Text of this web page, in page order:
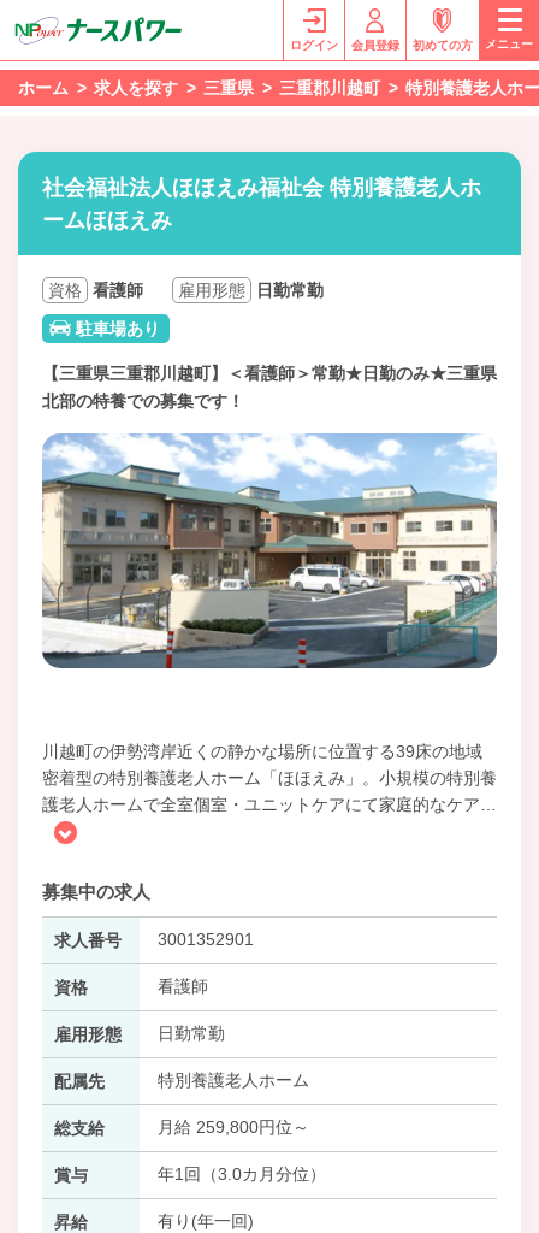
ログイン 会員登録 初めての方 メニュー
ホーム 求人を探す 三重県 三重郡川越町 特別養護老人ホ
社会福祉法人ほほえみ福祉会 特別養護老人ホ
ームほほえみ
資格 看護師 雇用形態
日勤常勤
駐車場あり
【三重県三重郡川越町】＜看護師＞常勤★日勤のみ★三重県
北部の特養での募集です！
川越町の伊勢湾岸近くの静かな場所に位置する39床の地域
密着型の特別養護老人ホーム「ほほえみ」。小規模の特別養
護老人ホームで全室個室・ユニットケアにて家庭的なケア
募集中の求人
求人番号 3001352901
資格 看護師
雇用形態 日勤常勤
配属先 特別養護老人ホーム
総支給 月給 259,800円位～
賞与 年1回（3.0カ月分位）
昇給 有り(年一回)